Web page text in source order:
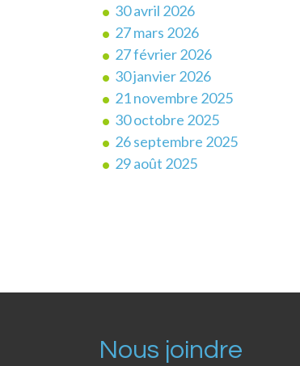
30 avril 2026
27 mars 2026
27 février 2026
30 janvier 2026
21 novembre 2025
30 octobre 2025
26 septembre 2025
29 août 2025
Nous joindre